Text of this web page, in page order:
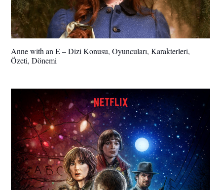
Anne with an E – Dizi Konusu, Oyuncuları, Karakterleri,
Özeti, Dönemi